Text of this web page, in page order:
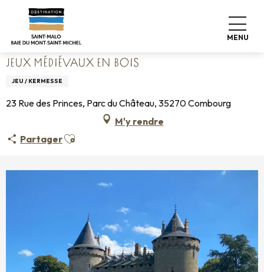
contenu
MENU
Accueil Vivre comme chez nous
Jeux médiévaux en bois
JEUX MÉDIÉVAUX EN BOIS
JEU / KERMESSE
23 Rue des Princes, Parc du Château, 35270 Combourg
M'y rendre
PartagerAjouter aux favoris